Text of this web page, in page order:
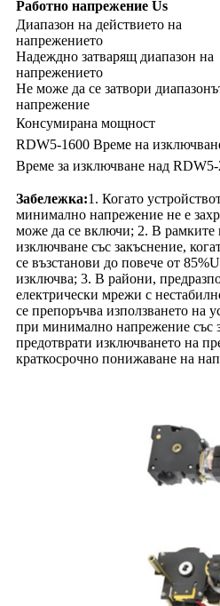
Работно напрежение Us
Диапазон на действието на
напрежението
Надеждно затварящ диапазон на
напрежението
Не може да се затвори
напрежение
Консумирана мощност
RDW5-1600 Време на
Време за изключване над
Забележка:1. Когато
минимално напрежение не е
може да се включи; 2. В рамките
изключване със закъснение,
се възстанови до повече от
изключва; 3. В райони,
електрически мрежи с
се препоръчва използването на
при минимално напрежение със
предотврати изключването на
краткосрочно понижаване на